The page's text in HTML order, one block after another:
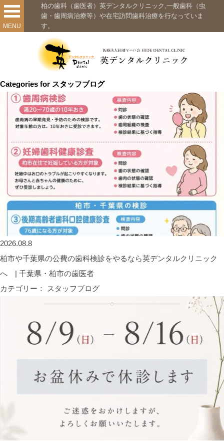
MENU
柏の歯科（歯医者）英デンタルクリニック,一般歯科（虫
歯・歯周病治療等）や在宅訪問歯科治療を行なっていま
す。
Categories for スタッフブログ
2026.08.8
柏市や千葉県の公費の歯科検診をやるなら英デンタルクリニック
へ | 千葉県・柏市の歯医者
カテゴリー： スタッフブログ